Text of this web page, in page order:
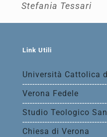
Stefania Tessari
Link Utili
Università Cattolica
Verona Fedele
Studio Teologico
Chiesa di Verona